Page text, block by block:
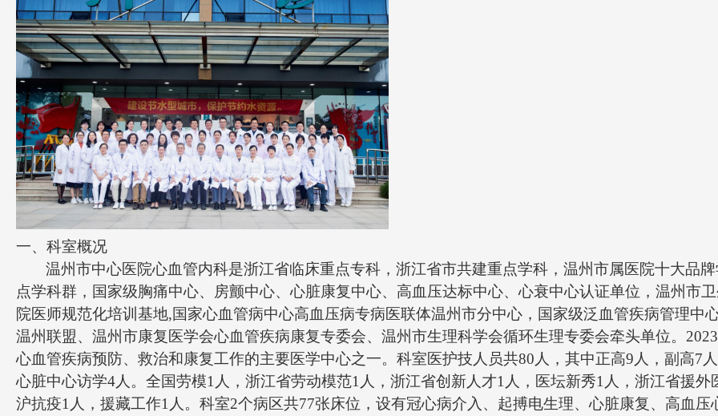
1项，省
江省医
项，参
论文数
继续教
康复年
及其危
查’等项
一、科室概况
温州市中心医院心血管内科是浙江省临床重点专科，浙江省市共建重点学科，温州市属医院十大品
点学科群，国家级胸痛中心、房颤中心、心脏康复中心、高血压达标中心、心衰中心认证单位，温州市
院医师规范化培训基地,国家心血管病中心高血压病专病医联体温州市分中心，国家级泛血管疾病管理中
温州联盟、温州市康复医学会心血管疾病康复专委会、温州市生理科学会循环生理专委会牵头单位。
心血管疾病预防、救治和康复工作的主要医学中心之一。科室医护技人员共80人，其中正高9人，副高7
心脏中心访学4人。全国劳模1人，浙江省劳动模范1人，浙江省创新人才1人，医坛新秀1人，浙江省援
沪抗疫1人，援藏工作1人。科室2个病区共77张床位，设有冠心病介入、起搏电生理、心脏康复、高血